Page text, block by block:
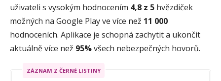
uživateli s vysokým hodnocením 4,8 z 5 hvězdiček
možných na Google Play ve více než 11 000
hodnoceních. Aplikace je schopná zachytit a ukončit
aktuálně více než 95%všech nebezpečných hovorů.
ZÁZNAM Z ČERNÉ LISTINY